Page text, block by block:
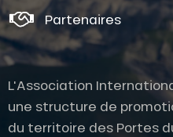
Partenaires
L'Association
une structure de
du territoire des Portes